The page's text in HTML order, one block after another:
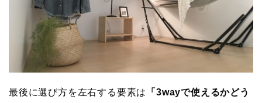
最後に選び方を左右する要素は
「3wayで使えるかどう